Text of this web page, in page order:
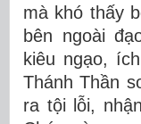
mà khó thấy
bên ngoài
kiêu ngạo,
Thánh Thần
ra tội lỗi,